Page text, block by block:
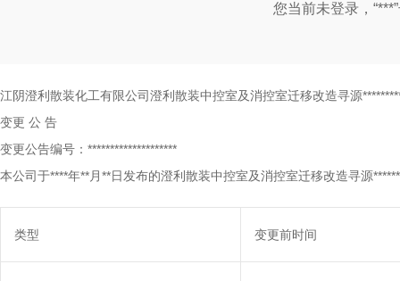
您当前未登录，
江阴澄利散装化工有限公司澄利散装中控室及消控室迁移改造寻源
变更 公 告
变更公告编号：********************
本公司于****年**月**日发布的澄利散装中控室及消控室迁移改造寻源
类型 变更前时间